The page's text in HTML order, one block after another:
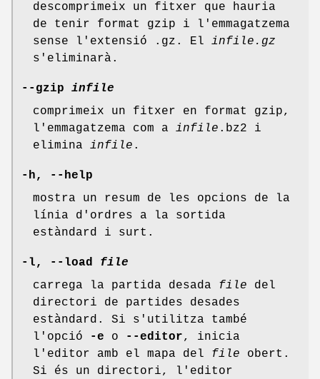
descomprimeix un fitxer que hauria
de tenir format gzip i l'emmagatzema
sense l'extensió .gz. El infile.gz
s'eliminarà.
--gzip infile
comprimeix un fitxer en format gzip,
l'emmagatzema com a infile .bz2 i
elimina infile .
-h, --help
mostra un resum de les opcions de la
línia d'ordres a la sortida
estàndard i surt.
-l, --load file
carrega la partida desada file del
directori de partides desades
estàndard. Si s'utilitza també
l'opció
-e o --editor, inicia
l'editor amb el mapa del file obert.
Si és un directori, l'editor